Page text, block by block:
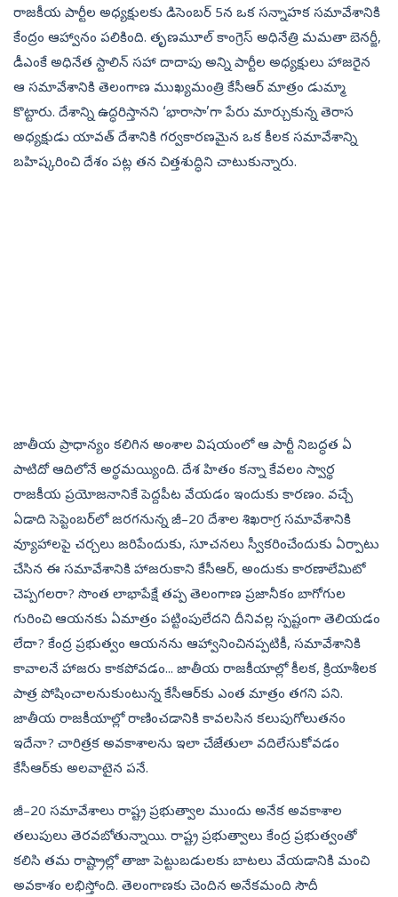
రాజకీయ పార్టీల అధ్యక్షులకు డిసెంబర్‌ 5న ఒక సన్నాహక సమావేశానికి
కేంద్రం ఆహ్వానం పలికింది. తృణమూల్‌ కాంగ్రెస్‌ అధినేత్రి మమతా బెనర్జీ,
డీఎంకే అధినేత స్టాలిన్‌ సహా దాదాపు అన్ని పార్టీల అధ్యక్షులు హాజరైన
ఆ సమావేశానికి తెలంగాణ ముఖ్యమంత్రి కేసీఆర్‌ మాత్రం డుమ్మా
కొట్టారు. దేశాన్ని ఉద్ధరిస్తానని ‘భారాసా’గా పేరు మార్చుకున్న తెరాస
అధ్యక్షుడు యావత్‌ దేశానికి గర్వకారణమైన ఒక కీలక సమావేశాన్ని
బహిష్కరించి దేశం పట్ల తన చిత్తశుద్ధిని చాటుకున్నారు.
జాతీయ ప్రాధాన్యం కలిగిన అంశాల విషయంలో ఆ పార్టీ నిబద్ధత ఏ
పాటిదో ఆదిలోనే అర్థమయ్యింది. దేశ హితం కన్నా కేవలం స్వార్థ
రాజకీయ ప్రయోజనానికే పెద్దపీట వేయడం ఇందుకు కారణం. వచ్చే
ఏడాది సెప్టెంబర్‌లో జరగనున్న జీ–20 దేశాల శిఖరాగ్ర సమావేశానికి
వ్యూహాలపై చర్చలు జరిపేందుకు, సూచనలు స్వీకరించేందుకు ఏర్పాటు
చేసిన ఈ సమావేశానికి హాజరుకాని కేసీఆర్, అందుకు కారణాలేమిటో
చెప్పగలరా? సొంత లాభాపేక్షే తప్ప తెలంగాణ ప్రజానీకం బాగోగుల
గురించి ఆయనకు ఏమాత్రం పట్టింపులేదని దీనివల్ల స్పష్టంగా తెలియడం
లేదా? కేంద్ర ప్రభుత్వం ఆయనను ఆహ్వానించినప్పటికీ, సమావేశానికి
కావాలనే హాజరు కాకపోవడం... జాతీయ రాజకీయాల్లో కీలక, క్రియాశీలక
పాత్ర పోషించాలనుకుంటున్న కేసీఆర్‌కు ఎంత మాత్రం తగని పని.
జాతీయ రాజకీయాల్లో రాణించడానికి కావలసిన కలుపుగోలుతనం
ఇదేనా? చారిత్రక అవకాశాలను ఇలా చేజేతులా వదిలేసుకోవడం
కేసీఆర్‌కు అలవాటైన పనే.
జీ–20 సమావేశాలు రాష్ట్ర ప్రభుత్వాల ముందు అనేక అవకాశాల
తలుపులు తెరవబోతున్నాయి. రాష్ట్ర ప్రభుత్వాలు కేంద్ర ప్రభుత్వంతో
కలిసి తమ రాష్ట్రాల్లో తాజా పెట్టుబడులకు బాటలు వేయడానికి మంచి
అవకాశం లభిస్తోంది. తెలంగాణకు చెందిన అనేకమంది సౌదీ